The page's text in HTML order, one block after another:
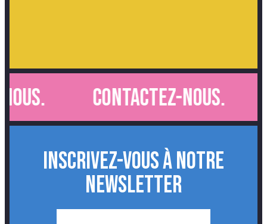
Contactez-nous.
INSCRIVEZ-VOUS À NOTRE
NEWSLETTER